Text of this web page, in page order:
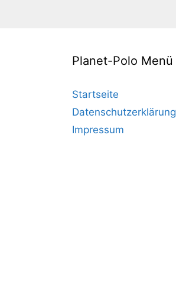
Planet-Polo Menü
Startseite
Datenschutzerklärung
Impressum